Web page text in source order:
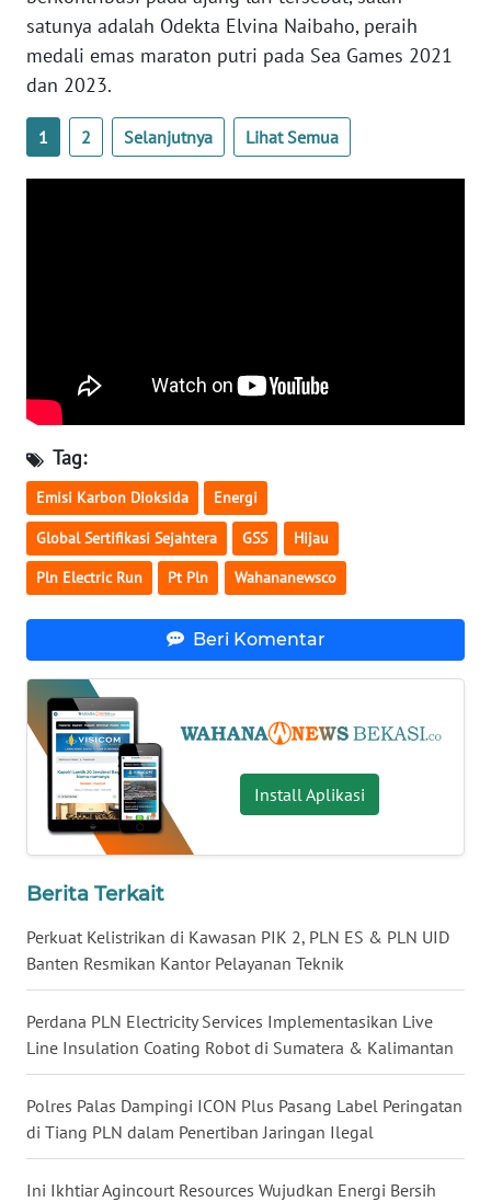
satunya adalah Odekta Elvina Naibaho, peraih
medali emas maraton putri pada Sea Games 2021
dan 2023.
1 2 Selanjutnya Lihat Semua
Tag:
Emisi Karbon Dioksida Energi
Global Sertifikasi Sejahtera GSS Hijau
Pln Electric Run Pt Pln Wahananewsco
Beri Komentar
Install Aplikasi
Berita Terkait
Perkuat Kelistrikan di Kawasan PIK 2, PLN ES & PLN UID
Banten Resmikan Kantor Pelayanan Teknik
Perdana PLN Electricity Services Implementasikan Live
Line Insulation Coating Robot di Sumatera & Kalimantan
Polres Palas Dampingi ICON Plus Pasang Label Peringatan
di Tiang PLN dalam Penertiban Jaringan Ilegal
Ini Ikhtiar Agincourt Resources Wujudkan Energi Bersih
WN
NUSANTARA
JOGJA
WN
KALBAR
WN
KALTENG
WN
KALTARA
WN
WN
KALTIM
WN
SULSEL
GORONTALO
WN
SULUT
WN
MALUKU
WN
MALUT
WN